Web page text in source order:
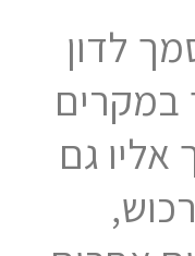
לדון
במקרים
אליו גם